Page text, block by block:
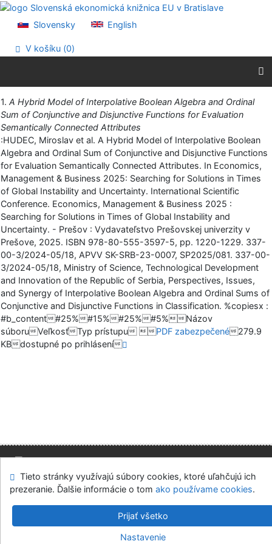
Prejsť na obsah
Prehlásenie o webovej prístupnosti
Slovensky English
V košíku (0)
Vytlačiť
1. A Hybrid Model of Interpolative Boolean Algebra and Ordinal
Sum of Conjunctive and Disjunctive Functions for Evaluation
Semantically Connected Attributes
:HUDEC, Miroslav et al. A Hybrid Model of Interpolative Boolean
Algebra and Ordinal Sum of Conjunctive and Disjunctive Functions
for Evaluation Semantically Connected Attributes. In Economics,
Management & Business 2025: Searching for Solutions in Times
of Global Instability and Uncertainty. International Scientific
Conference. Economics, Management & Business 2025 :
Searching for Solutions in Times of Global Instability and
Uncertainty. - Prešov : Vydavateľstvo Prešovskej univerzity v
Prešove, 2025. ISBN 978-80-555-3597-5, pp. 1220-1229. 337-
00-3/2024-05/18, APVV SK-SRB-23-0007, SP2025/081. 337-00-
3/2024-05/18, Ministry of Science, Technological Development
and Innovation of the Republic of Serbia, Perspectives, Issues,
and Synergy of Interpolative Boolean Algebra and Ordinal Sums of
Conjunctive and Disjunctive Functions in Classification. %copiesx :
#b_content#25%#15%#25%#5%Názov
súboruVeľkosťTyp prístupu PDF zabezpečené 279.9
KBdostupné po prihlásení
Mapa stránok Prístupnosť
Súkromie
Modul OpenSearch
Napíšte nám Nastavenie cookies
Slovenská ekonomická knižnica EU v Bratislave
v.4.8.63a-Cosmotron Slovakia, s.r.o.
Tieto stránky využívajú súbory cookies, ktoré uľahčujú ich
prezeranie. Ďalšie informácie o tom ako používame cookies.
Prijať všetko
Nastavenie